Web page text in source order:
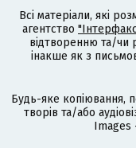
Всі матеріали, які
агентство
відтворенню та/чи
інакше як з
Будь-яке копіювання,
творів та/або
Images